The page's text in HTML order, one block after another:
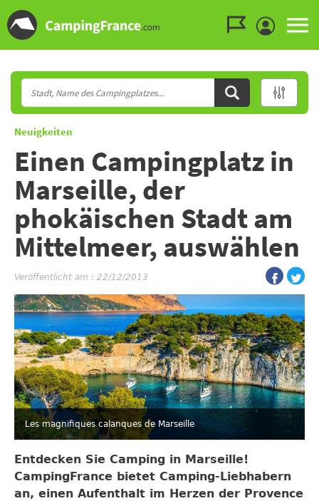
Neuigkeiten
Einen Campingplatz in
Marseille, der
phokäischen Stadt am
Mittelmeer, auswählen
Veröffentlicht am : 22/12/2013
Les magnifiques calanques de Marseille
Entdecken Sie Camping in Marseille!
CampingFrance bietet Camping-Liebhabern
an, einen Aufenthalt im Herzen der Provence